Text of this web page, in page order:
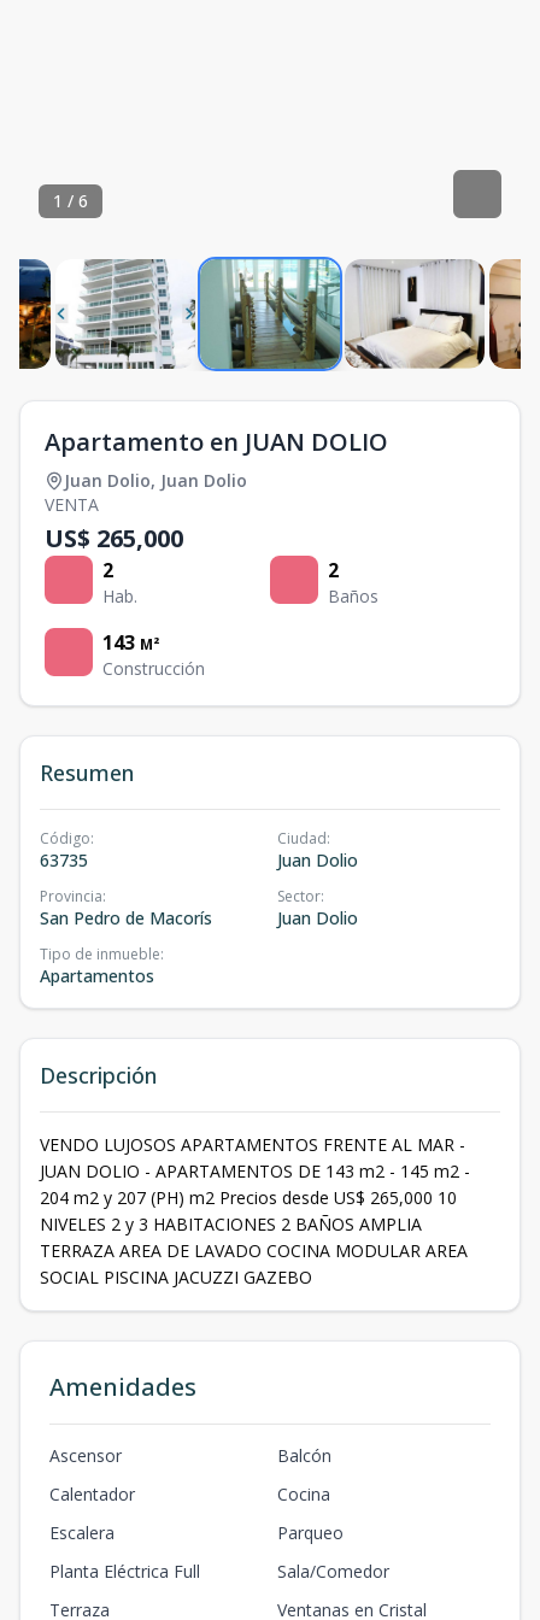
1 / 6
Apartamento en JUAN DOLIO
Juan Dolio, Juan Dolio
VENTA
US$ 265,000
2
Hab.
2
Baños
143 M²
Construcción
Resumen
Código:
63735
Ciudad:
Juan Dolio
Provincia:
San Pedro de Macorís
Sector:
Juan Dolio
Tipo de inmueble:
Apartamentos
Descripción
VENDO LUJOSOS APARTAMENTOS FRENTE AL MAR -
JUAN DOLIO - APARTAMENTOS DE 143 m2 - 145 m2 -
204 m2 y 207 (PH) m2 Precios desde US$ 265,000 10
NIVELES 2 y 3 HABITACIONES 2 BAÑOS AMPLIA
TERRAZA AREA DE LAVADO COCINA MODULAR AREA
SOCIAL PISCINA JACUZZI GAZEBO
Amenidades
Ascensor
Balcón
Calentador
Cocina
Escalera
Parqueo
Planta Eléctrica Full
Sala/Comedor
Terraza
Ventanas en Cristal